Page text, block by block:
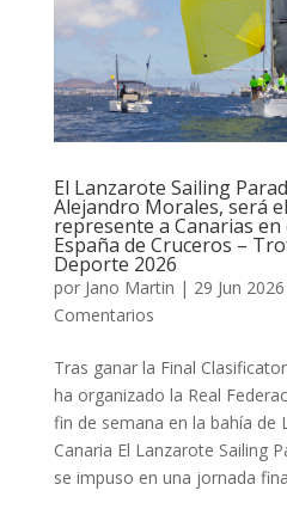
El Lanzarote Sailing
Alejandro Morales, será
represente a Canarias
España de Cruceros –
Deporte 2026
por Jano Martin | 29 Jun 2026
Comentarios
Tras ganar la Final
ha organizado la Real
fin de semana en la bahía de
Canaria El Lanzarote Sailing
se impuso en una jornada